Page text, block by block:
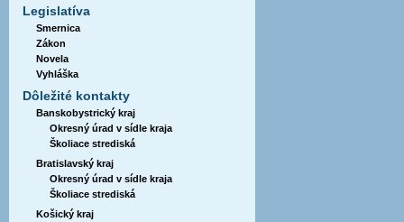
Legislatíva
Smernica
Zákon
Novela
Vyhláška
Dôležité kontakty
Banskobystrický kraj
Okresný úrad v sídle kraja
Školiace strediská
Bratislavský kraj
Okresný úrad v sídle kraja
Školiace strediská
Košický kraj